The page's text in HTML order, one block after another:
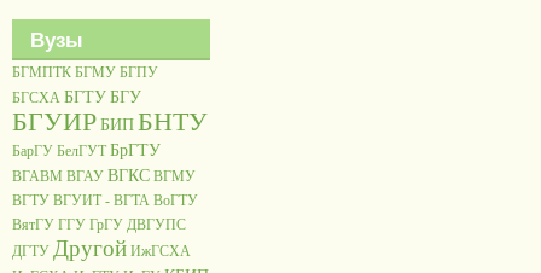
Вузы
БГМПТК БГМУ БГПУ
БГСХА БГТУБГУ
БГУИРБИПБНТУ
БарГУ БелГУТ БрГТУ
ВГАВМ ВГАУ ВГКС ВГМУ
ВГТУ ВГУИТ - ВГТА ВоГТУ
ВятГУ ГГУ ГрГУ ДВГУПС
ДГТУ Другой ИжГСХА